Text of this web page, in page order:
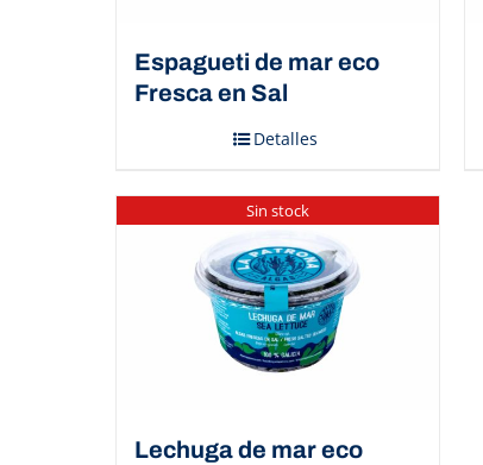
Espagueti de mar eco
Fresca en Sal
Detalles
Sin stock
Lechuga de mar eco